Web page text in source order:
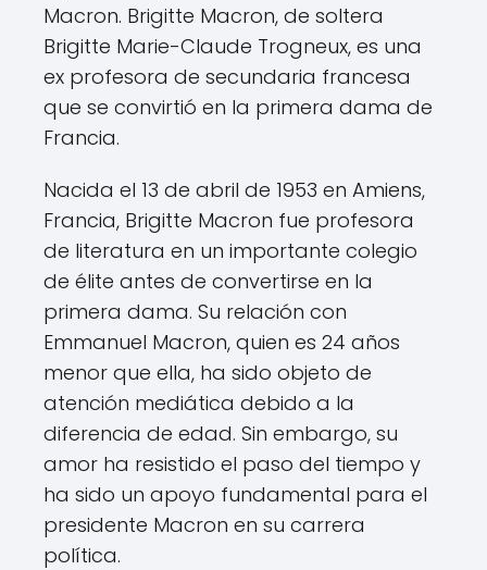
Macron. Brigitte Macron, de soltera
Brigitte Marie-Claude Trogneux, es una
ex profesora de secundaria francesa
que se convirtió en la primera dama de
Francia.
Nacida el 13 de abril de 1953 en Amiens,
Francia, Brigitte Macron fue profesora
de literatura en un importante colegio
de élite antes de convertirse en la
primera dama. Su relación con
Emmanuel Macron, quien es 24 años
menor que ella, ha sido objeto de
atención mediática debido a la
diferencia de edad. Sin embargo, su
amor ha resistido el paso del tiempo y
ha sido un apoyo fundamental para el
presidente Macron en su carrera
política.